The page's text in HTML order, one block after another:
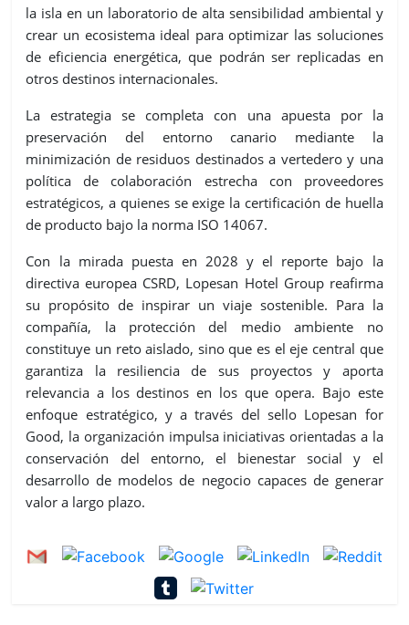
la isla en un laboratorio de alta sensibilidad ambiental y
crear un ecosistema ideal para optimizar las soluciones
de eficiencia energética, que podrán ser replicadas en
otros destinos internacionales.
La estrategia se completa con una apuesta por la
preservación del entorno canario mediante la
minimización de residuos destinados a vertedero y una
política de colaboración estrecha con proveedores
estratégicos, a quienes se exige la certificación de huella
de producto bajo la norma ISO 14067.
Con la mirada puesta en 2028 y el reporte bajo la
directiva europea CSRD, Lopesan Hotel Group reafirma
su propósito de inspirar un viaje sostenible. Para la
compañía, la protección del medio ambiente no
constituye un reto aislado, sino que es el eje central que
garantiza la resiliencia de sus proyectos y aporta
relevancia a los destinos en los que opera. Bajo este
enfoque estratégico, y a través del sello Lopesan for
Good, la organización impulsa iniciativas orientadas a la
conservación del entorno, el bienestar social y el
desarrollo de modelos de negocio capaces de generar
valor a largo plazo.